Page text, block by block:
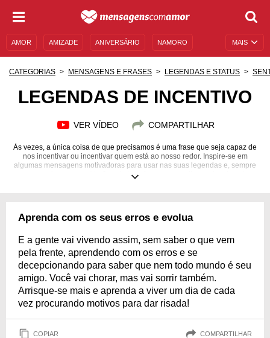
MAIS
AMOR AMIZADE ANIVERSÁRIO NAMORO
CATEGORIAS MENSAGENS E FRASES LEGENDAS E STATUS
LEGENDAS DE INCENTIVO
VER VÍDEO COMPARTILHAR
Às vezes, a única coisa de que precisamos é uma frase que seja capaz de
nos incentivar ou incentivar quem está ao nosso redor. Inspire-se em
algumas mensagens motivadoras para usar nas suas legendas e, sempre
que preciso, use-as. Você pode transformar o seu dia e o das demais
Aprenda com os seus erros e evolua
E a gente vai vivendo assim, sem saber o que vem
pela frente, aprendendo com os erros e se
decepcionando para saber que nem todo mundo é seu
amigo. Você vai chorar, mas vai sorrir também.
Arrisque-se mais e aprenda a viver um dia de cada
vez procurando motivos para dar risada!
COPIAR COMPARTILHAR